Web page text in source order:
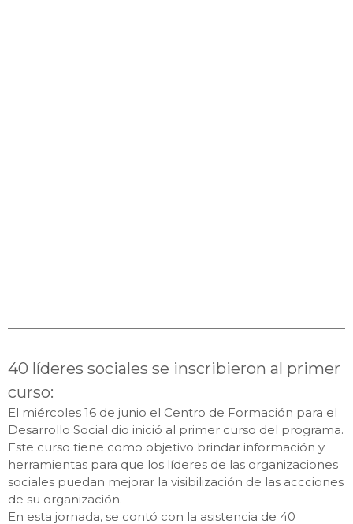
40 líderes sociales se inscribieron al primer
curso:
El miércoles 16 de junio el Centro de Formación para el
Desarrollo Social dio inició al primer curso del programa.
Este curso tiene como objetivo brindar información y
herramientas para que los líderes de las organizaciones
sociales puedan mejorar la visibilización de las accciones
de su organización.
En esta jornada, se contó con la asistencia de 40